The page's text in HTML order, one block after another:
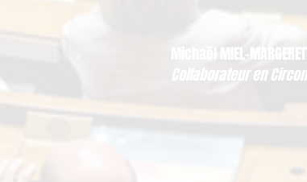
Michaël MIEL-
Collaborateur en